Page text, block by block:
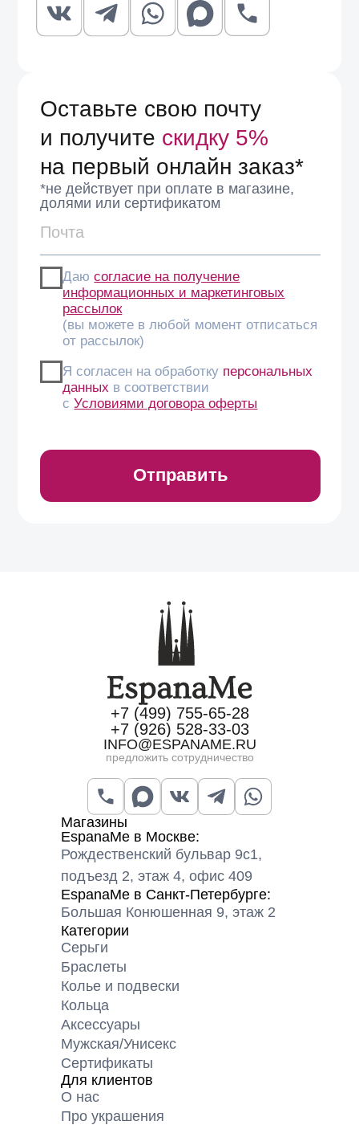
Петербурге.
Магазины
EspanaMe в Москве:
Рождественский бульвар 9с1,
подъезд 2, этаж 4, офис 409
EspanaMe в Санкт-Петербурге:
Большая Конюшенная 9, этаж 2
Категории
Серьги
Браслеты
Колье и подвески
Кольца
Аксессуары
Мужская/Унисекс
Сертификаты
Для клиентов
О нас
Про украшения
+7 (499) 755-65-28
+7 (926) 528-33-03
INFO@ESPANAME.RU
предложить сотрудничество